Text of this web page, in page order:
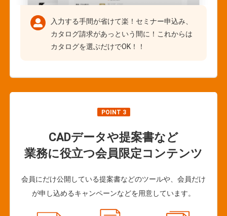
入力する手間が省けて楽！セミナー申込み、
カタログ請求があっという間に！これからは
カタログを選ぶだけでOK！！
POINT 3
CADデータや提案書など
業務に役立つ会員限定コンテンツ
会員にだけ公開している提案書などのツールや、会員だけ
が申し込めるキャンペーンなどを用意しています。